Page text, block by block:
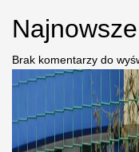
Brak komentarzy do